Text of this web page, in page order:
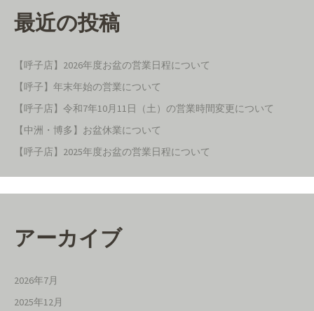
最近の投稿
【呼子店】2026年度お盆の営業日程について
【呼子】年末年始の営業について
【呼子店】令和7年10月11日（土）の営業時間変更について
【中洲・博多】お盆休業について
【呼子店】2025年度お盆の営業日程について
アーカイブ
2026年7月
2025年12月